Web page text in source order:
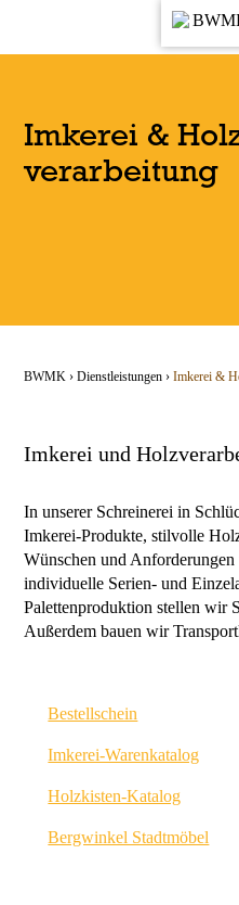
Imkerei &
verarbeitung
BWMK ›Dienstl­eistungen ›Imkerei &
Imkerei und
In unserer Schreinerei in
Imkerei-Produkte, stilvolle
Wünschen und
individuelle Serien- und
Palettenproduktion stellen wir
Außerdem bauen wir
Bestellschein
Imkerei-Warenkatalog
Holzkisten-Katalog
Bergwinkel Stadtmöbel